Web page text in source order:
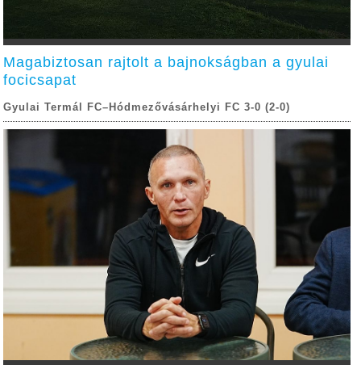
Magabiztosan rajtolt a bajnokságban a gyulai
focicsapat
Gyulai Termál FC–Hódmezővásárhelyi FC 3-0 (2-0)